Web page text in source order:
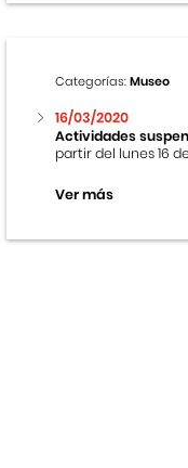
Categorías:Museo
16/03/2020
Actividades
partir del lunes 16
Ver más